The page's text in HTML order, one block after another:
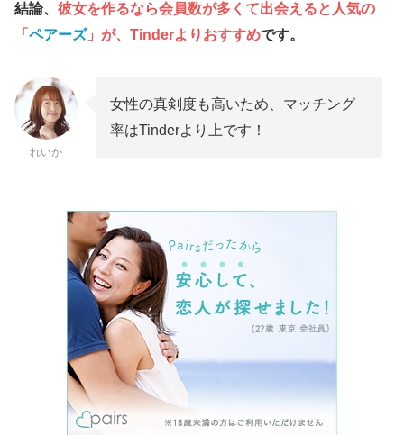
結論、 彼女を作るなら会員数が多くて出会えると人気の
「 ペアーズ」が、Tinderよりおすすめです。
れいか
女性の真剣度も高いため、マッチング
率はTinderより上です！